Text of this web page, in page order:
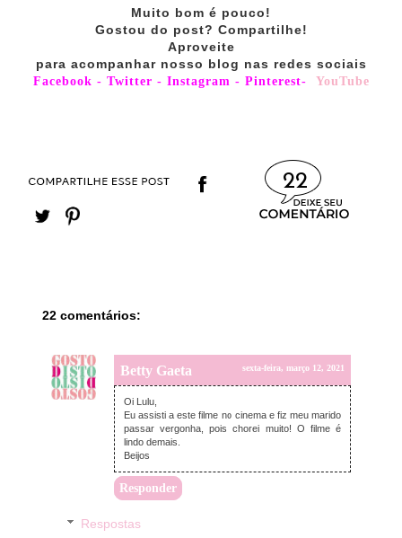
Muito bom é pouco!
Gostou do post? Compartilhe!
Aproveite
para acompanhar nosso blog nas redes sociais
Facebook - Twitter - Instagram - Pinterest- YouTube
22
22 comentários:
Betty Gaeta sexta-feira, março 12, 2021
Oi Lulu,
Eu assisti a este filme no cinema e fiz meu marido
passar vergonha, pois chorei muito! O filme é
lindo demais.
Beijos
Responder
Respostas